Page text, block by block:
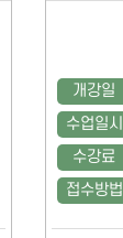
개강일
수업일시
수강료
접수방법